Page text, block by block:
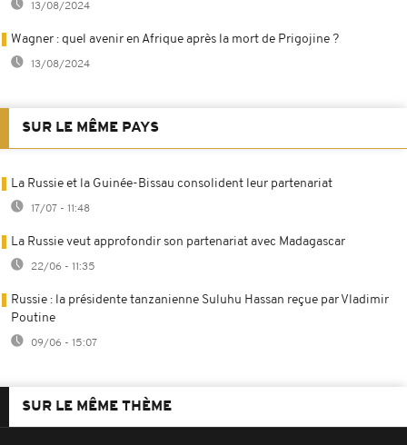
13/08/2024
Wagner : quel avenir en Afrique après la mort de Prigojine ?
13/08/2024
SUR LE MÊME PAYS
La Russie et la Guinée-Bissau consolident leur partenariat
17/07 - 11:48
La Russie veut approfondir son partenariat avec Madagascar
22/06 - 11:35
Russie : la présidente tanzanienne Suluhu Hassan reçue par Vladimir
Poutine
09/06 - 15:07
SUR LE MÊME THÈME